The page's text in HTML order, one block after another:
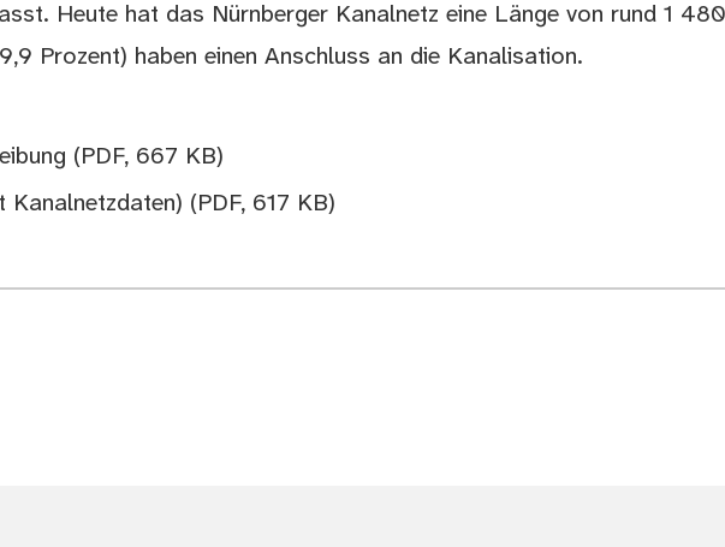
Heute hat das Nürnberger Kanalnetz eine Länge von rund 1
Prozent) haben einen Anschluss an die Kanalisation.
(PDF, 667 KB)
Kanalnetzdaten) (PDF, 617 KB)